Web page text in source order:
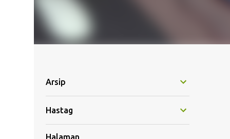
Arsip
Hastag
Halaman